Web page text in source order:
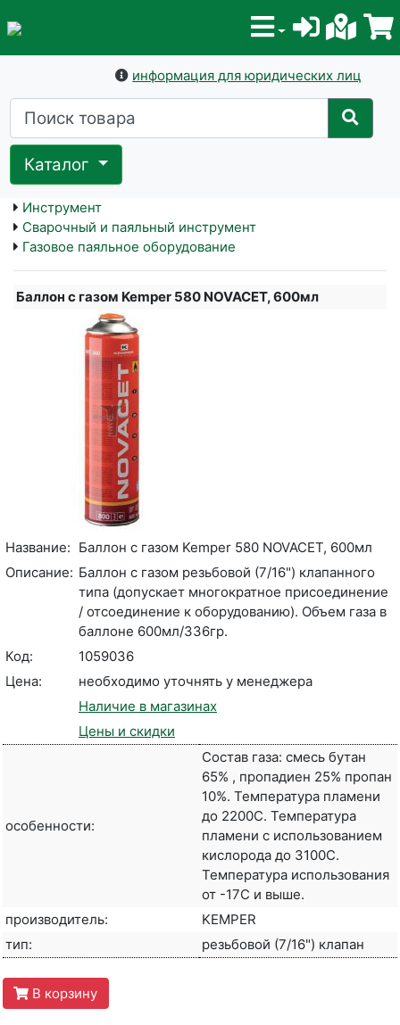
информация для юридических лиц
Каталог
Инструмент
Сварочный и паяльный инструмент
Газовое паяльное оборудование
Баллон с газом Kemper 580 NOVACET, 600мл
Название: Баллон с газом Kemper 580 NOVACET, 600мл
Описание: Баллон c газом резьбовой (7/16") клапанного
типа (допускает многократное присоединение
/ отсоединение к оборудованию). Объем газа в
баллоне 600мл/336гр.
Код:
1059036
Цена:
необходимо уточнять у менеджера
Наличие в магазинах
Цены и скидки
особенности:
Состав газа: смесь бутан
65% , пропадиен 25% пропан
10%. Температура пламени
до 2200С. Температура
пламени с использованием
кислорода до 3100С.
Температура использования
от -17С и выше.
производитель:
KEMPER
тип:
резьбовой (7/16") клапан
В корзину